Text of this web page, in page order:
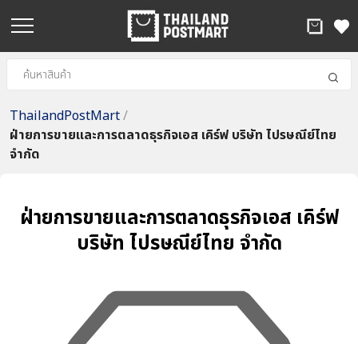
ThailandPostMart/
ฝ่ายการขายและการตลาดธุรกิจเอส เคิร์ฟ บริษัท ไปรษณีย์ไทย
จำกัด
ฝ่ายการขายและการตลาดธุรกิจเอส เคิร์ฟ
บริษัท ไปรษณีย์ไทย จำกัด